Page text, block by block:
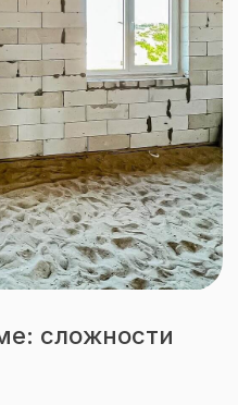
сложности
для